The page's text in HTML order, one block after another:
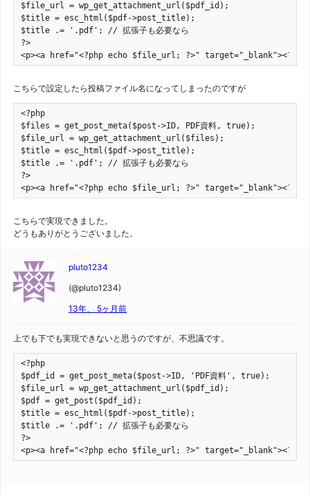
$file_url = wp_get_attachment_url($pdf_id);
$title = esc_html($pdf->post_title);
$title .= '.pdf'; // 拡張子も必要なら
?>
<p><a href="<?php echo $file_url; ?>"
こちらで設定したら投稿ファイル名になってしまったのですが
<?php
$files = get_post_meta($post->ID, PDF資料, true);
$file_url = wp_get_attachment_url($files);
$title = esc_html($pdf->post_title);
$title .= '.pdf'; // 拡張子も必要なら
?>
<p><a href="<?php echo $file_url; ?>"
こちらで実現できました。
どうもありがとうございました。
pluto1234
(@pluto1234)
13年、 5ヶ月前
上でも下でも実現できないと思うのですが、不思議です。
<?php
$pdf_id = get_post_meta($post->ID, 'PDF資料', true);
$file_url = wp_get_attachment_url($pdf_id);
$pdf = get_post($pdf_id);
$title = esc_html($pdf->post_title);
$title .= '.pdf'; // 拡張子も必要なら
?>
<p><a href="<?php echo $file_url; ?>"